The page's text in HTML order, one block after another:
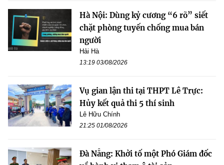
Hà Nội: Dùng kỷ cương “6 rõ” siết
chặt phòng tuyến chống mua bán
người
Hải Hà
13:19 03/08/2026
Vụ gian lận thi tại THPT Lê Trực:
Hủy kết quả thi 5 thí sinh
Lê Hữu Chính
21:25 01/08/2026
Đà Nẵng: Khởi tố một Phó Giám đốc